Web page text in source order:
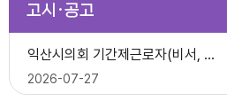
2026년 1분기 홍보예산 운용현황
2026-04-08
다다익산(2026.2월호) 의회편
2026-02-02
2026-07-15
고시·공고
익산시의회 기간제근로자(비서, 행정보조) 채용 공고
2026-07-27